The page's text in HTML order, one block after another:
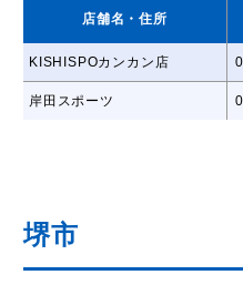
店舗名 ・住所
KISHISPOカンカン店
岸田スポーツ
堺市